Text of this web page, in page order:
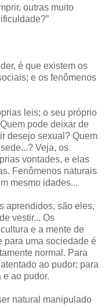
outras muito
é que existem os
e os fenômenos
leis; o seu próprio
pode deixar de
desejo sexual? Quem
Veja, os
vontades, e elas
Fenômenos naturais
mesmo idades...
aprendidos, são eles,
vestir... Os
e a mente de
para uma sociedade é
normal. Para
ao pudor; para
e ao pudor.
natural manipulado